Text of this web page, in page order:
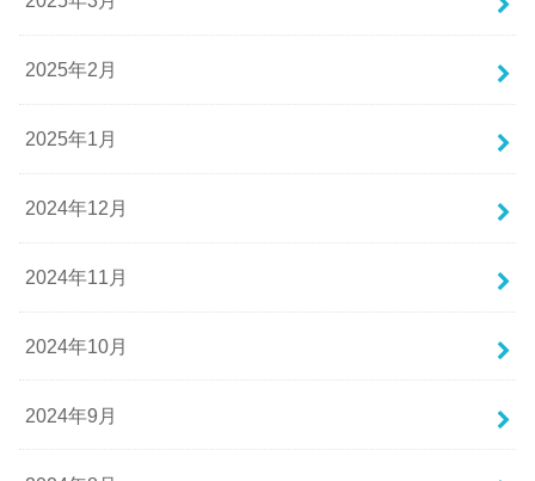
2025年2月
2025年1月
2024年12月
2024年11月
2024年10月
2024年9月